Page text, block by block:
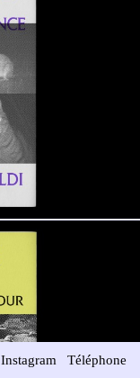
Instagram Téléphone